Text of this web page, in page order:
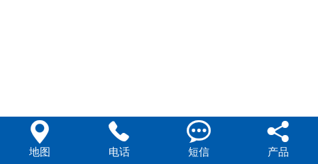

地图

电话

短信

产品